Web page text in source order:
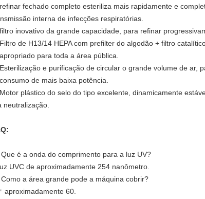
fechado completo esteriliza mais rapidamente e
interna de infecções respiratórias.
inovativo da grande capacidade, para refinar
de H13/14 HEPA com prefilter do algodão + filtro
para toda a área pública.
e purificação de circular o grande volume de ar,
de mais baixa potência.
plástico do selo do tipo excelente, dinamicamente
neutralização.
é a onda do comprimento para a luz UV?
UVC de aproximadamente 254 nanômetro.
a área grande pode a máquina cobrir?
aproximadamente 60.